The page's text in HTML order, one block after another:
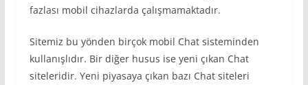
fazlası mobil cihazlarda çalışmamaktadır.
Sitemiz bu yönden birçok mobil Chat sisteminden
kullanışlıdır. Bir diğer husus ise yeni çıkan Chat
siteleridir. Yeni piyasaya çıkan bazı Chat siteleri